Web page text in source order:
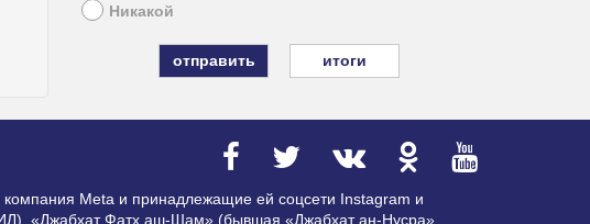
Никакой
итоги
компания Meta и принадлежащие ей соцсети Instagram и
«Джабхат Фатх аш-Шам» (бывшая «Джабхат ан-Нусра»,